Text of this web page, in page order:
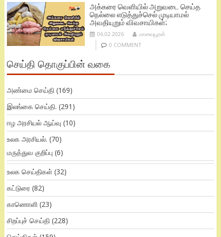
அக்கரை வெளியில் அறுவடை செய்த
நெல்லை எடுத்துச்செல் முடியாமல்
அவதியுறும் விவசாயிகள்;
06.02.2026
மாவையூரன்
0 COMMENT
செய்தி தொகுப்பின் வகை
அண்மை செய்தி(169)
இலங்கை செய்தி. (291)
ஈழ அரசியல் ஆய்வு (10)
உலக அரசியல். (70)
மருத்துவ குறிப்பு (6)
உலக செய்திகள்(32)
கட்டுரை(82)
காணொளி(23)
சிறப்புச் செய்தி(228)